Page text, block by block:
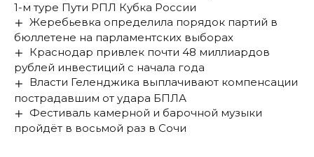
1-м туре Пути РПЛ Кубка России
Жеребьевка определила порядок партий в
бюллетене на парламентских выборах
Краснодар привлек почти 48 миллиардов
рублей инвестиций с начала года
Власти Геленджика выплачивают компенсации
пострадавшим от удара БПЛА
Фестиваль камерной и барочной музыки
пройдёт в восьмой раз в Сочи